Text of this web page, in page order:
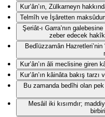
Kur’ân’ın, Zülkarneyn
Telmîh ve İşâretten
Şeriât-ı Garra’nın
zeber edecek
Bedîüzzamân
Kur’ân’ın âli meclisine giren
Kur’ân’ın kâinâta bakış tarzı
Bu zamanda bedîhi olan
Mesâil iki kısımdır;